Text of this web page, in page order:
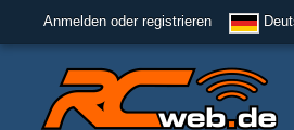
Anmelden oder registrieren